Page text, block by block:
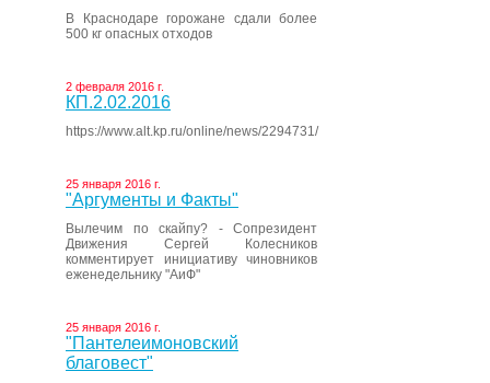
В Краснодаре горожане сдали более
500 кг опасных отходов
2 февраля 2016 г.
КП.2.02.2016
https://www.alt.kp.ru/online/news/2294731/
25 января 2016 г.
"Аргументы и Факты"
Вылечим по скайпу? - Сопрезидент
Движения Сергей Колесников
комментирует инициативу чиновников
еженедельнику "АиФ"
25 января 2016 г.
"Пантелеимоновский
благовест"